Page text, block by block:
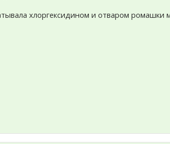
хлоргексидином и отваром ромашки